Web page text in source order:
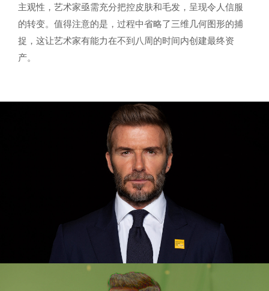
主观性，艺术家亟需充分把控皮肤和毛发，呈现令人信服
的转变。值得注意的是，过程中省略了三维几何图形的捕
捉，这让艺术家有能力在不到八周的时间内创建最终资
产。